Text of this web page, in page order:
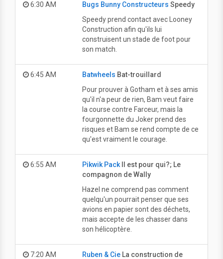
6:30 AM Bugs Bunny Constructeurs Speedy
Speedy prend contact avec Looney
Construction afin qu'ils lui
construisent un stade de foot pour
son match.
6:45 AM Batwheels Bat-trouillard
Pour prouver à Gotham et à ses amis
qu'il n'a peur de rien, Bam veut faire
la course contre Farceur, mais la
fourgonnette du Joker prend des
risques et Bam se rend compte de ce
qu'est vraiment le courage.
6:55 AM Pikwik PackIl est pour qui?; Le
compagnon de Wally
Hazel ne comprend pas comment
quelqu'un pourrait penser que ses
avions en papier sont des déchets,
mais accepte de les chasser dans
son hélicoptère.
7:20 AM Ruben & CieLa construction de